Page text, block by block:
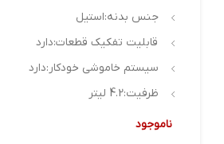
جنس بدنه:استیل
قابلیت تفکیک قطعات:دارد
سیستم خاموشی خودکار:دارد
ظرفیت:4.2 لیتر
ناموجود